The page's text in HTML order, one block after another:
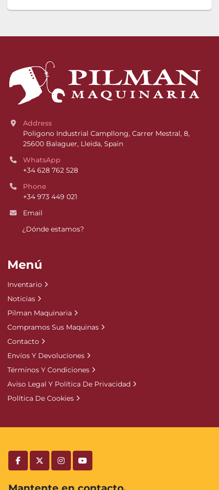
facebooktwitterinstagramyoutube
Address
Poligono Industrial Campllong, Carrer Mestral, 8,
25600 Balaguer, Lleida, Spain
WhatsApp
+34 628 762 528
Phone
+34 973 449 021
Email
¿Dónde estamos?
Menú
Inventario
Noticias
Pilman Maquinaria
Compramos Sus Maquinas
Contacto
Envíos Y Devoluciones
Términos Y Condiciones
Aviso Legal Y Política De Privacidad
Política De Cookies